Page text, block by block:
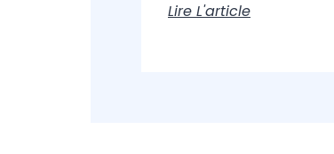
Lire L'article